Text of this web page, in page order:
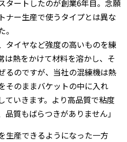
タートしたのが創業6年目。念願
ナー生産で使うタイプとは異な
タイヤなど強度の高いものを練
は熱をかけて材料を溶かし、そ
るのですが、当社の混練機は熱
そのままバケットの中に入れ
ていきます。より高品質で粘度
質もばらつきがありません」
生産できるようになった一方